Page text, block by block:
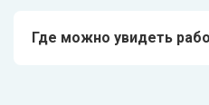
мобильным приложением
бизнеса.
включая настройку и
компании. Мы тщательно
Где можно увидеть